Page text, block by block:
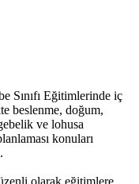
Sınıfı Eğitimlerinde iç
beslenme, doğum,
ve lohusa
konuları